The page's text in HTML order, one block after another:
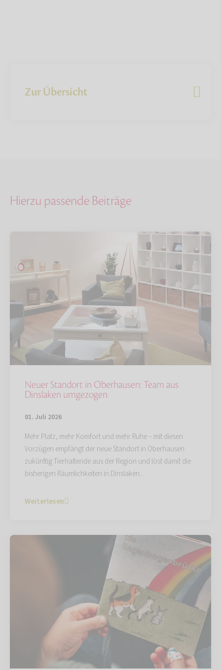
Zur Übersicht
Hierzu passende Beiträge
Neuer Standort in Oberhausen: Team aus
Dinslaken umgezogen
01. Juli 2026
Mehr Platz, mehr Komfort und mehr Ruhe – mit diesen
Vorzügen empfängt der neue Standort in Oberhausen
zukünftig Tierhaltende aus der Region und löst damit die
bisherigen Räumlichkeiten in Dinslaken…
Weiterlesen